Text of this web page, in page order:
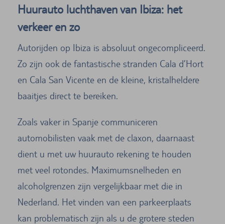
Huurauto luchthaven van Ibiza: het
verkeer en zo
Autorijden op Ibiza is absoluut ongecompliceerd.
Zo zijn ook de fantastische stranden Cala d’Hort
en Cala San Vicente en de kleine, kristalheldere
baaitjes direct te bereiken.
Zoals vaker in Spanje communiceren
automobilisten vaak met de claxon, daarnaast
dient u met uw huurauto rekening te houden
met veel rotondes. Maximumsnelheden en
alcoholgrenzen zijn vergelijkbaar met die in
Nederland. Het vinden van een parkeerplaats
kan problematisch zijn als u de grotere steden